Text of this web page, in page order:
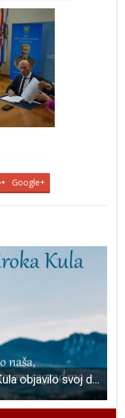
Google+
BRAVO: HKUD Široka Kula objavilo svoj drugi nosač zvuka!!!